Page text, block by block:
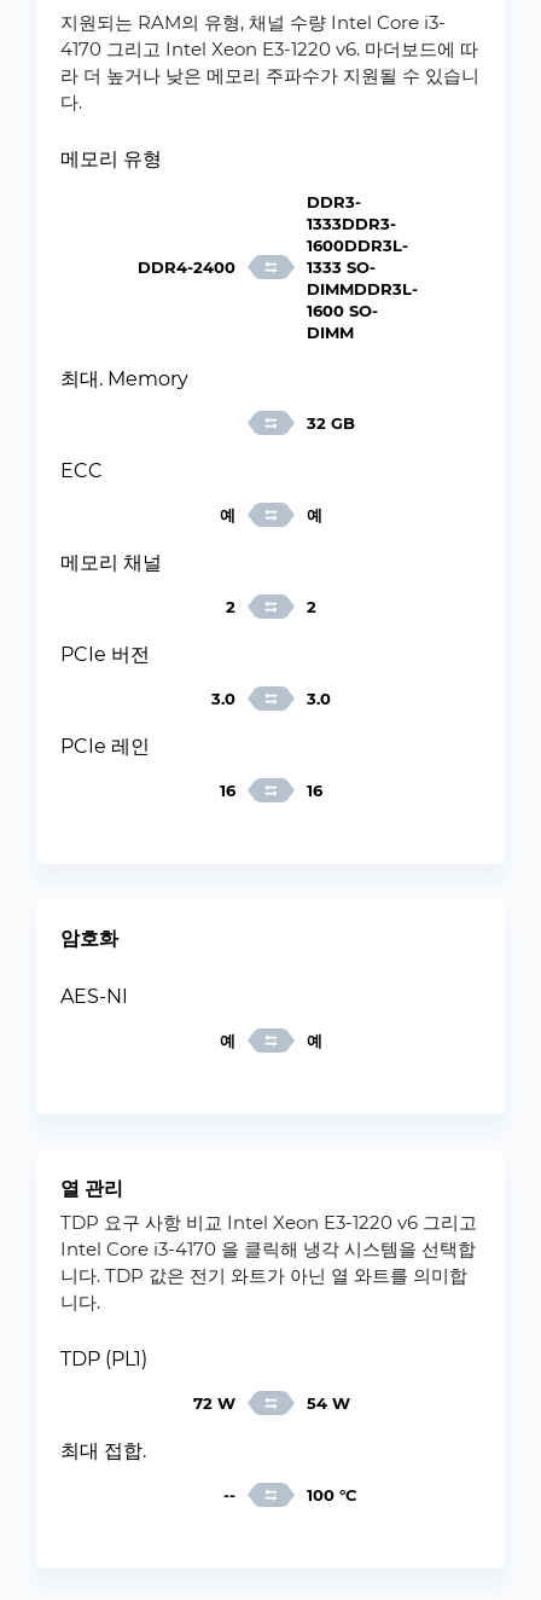
지원되는 RAM의 유형, 채널 수량 Intel Core i3-
4170 그리고 Intel Xeon E3-1220 v6. 마더보드에 따
라 더 높거나 낮은 메모리 주파수가 지원될 수 있습니
다.
메모리 유형
DDR4-2400
DDR3-
1333DDR3-
1600DDR3L-
1333 SO-
DIMMDDR3L-
1600 SO-
DIMM
최대. Memory
32 GB
ECC
예 예
메모리 채널
2 2
PCIe 버전
3.0 3.0
PCIe 레인
16 16
암호화
AES-NI
예 예
열 관리
TDP 요구 사항 비교 Intel Xeon E3-1220 v6 그리고
Intel Core i3-4170 을 클릭해 냉각 시스템을 선택합
니다. TDP 값은 전기 와트가 아닌 열 와트를 의미합
니다.
TDP (PL1)
72 W 54 W
최대 접합.
-- 100 °C